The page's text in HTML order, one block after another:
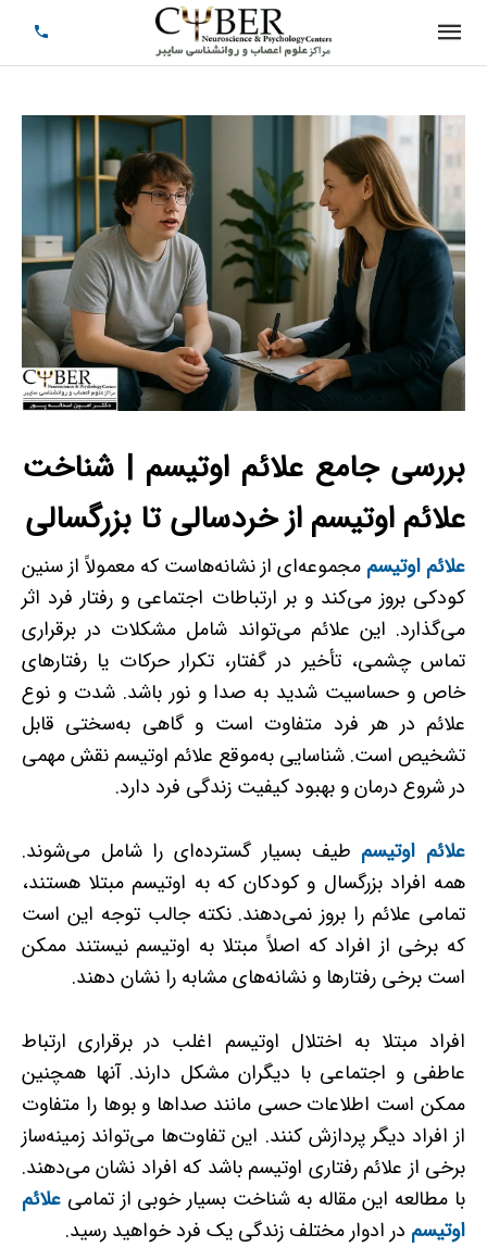
بررسی جامع علائم اوتیسم | شناخت
علائم اوتیسم از خردسالی تا بزرگسالی
علائم اوتیسم مجموعه‌ای از نشانه‌هاست که معمولاً از سنین
کودکی بروز می‌کند و بر ارتباطات اجتماعی و رفتار فرد اثر
می‌گذارد. این علائم می‌تواند شامل مشکلات در برقراری
تماس چشمی، تأخیر در گفتار، تکرار حرکات یا رفتارهای
خاص و حساسیت شدید به صدا و نور باشد. شدت و نوع
علائم در هر فرد متفاوت است و گاهی به‌سختی قابل
تشخیص است. شناسایی به‌موقع علائم اوتیسم نقش مهمی
در شروع درمان و بهبود کیفیت زندگی فرد دارد.
علائم اوتیسم طیف بسیار گسترده‌ای را شامل می‌شوند.
همه افراد بزرگسال و کودکان که به اوتیسم مبتلا هستند،
تمامی علائم را بروز نمی‌دهند. نکته جالب ‌توجه این است
که برخی از افراد که اصلاً مبتلا به اوتیسم نیستند ممکن
است برخی رفتارها و نشانه‌های مشابه را نشان دهند.
افراد مبتلا به اختلال اوتیسم اغلب در برقراری ارتباط
عاطفی و اجتماعی با دیگران مشکل دارند. آنها همچنین
ممکن است اطلاعات حسی مانند صداها و بوها را متفاوت
از افراد دیگر پردازش کنند. این تفاوت‌ها می‌تواند زمینه‌ساز
برخی از علائم رفتاری اوتیسم باشد که افراد نشان می‌دهند.
با مطالعه این مقاله به شناخت بسیار خوبی از تمامی علائم
اوتیسم در ادوار مختلف زندگی یک فرد خواهید رسید.